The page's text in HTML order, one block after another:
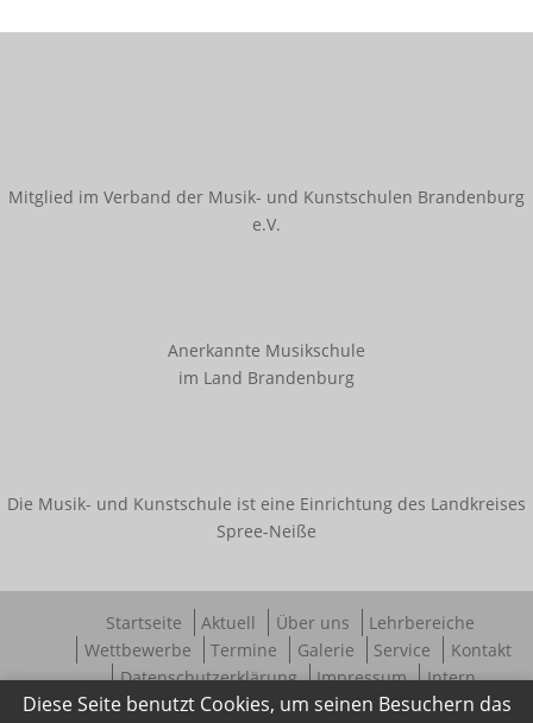
Mitglied im Verband der Musik- und Kunstschulen Brandenburg
e.V.
Anerkannte Musikschule
im Land Brandenburg
Die Musik- und Kunstschule ist eine Einrichtung des Landkreises
Spree-Neiße
Startseite Aktuell Über uns
Lehrbereiche
Wettbewerbe
Termine Galerie Service
Kontakt
Datenschutzerklärung
Impressum Intern
Diese Seite benutzt Cookies, um seinen Besuchern das